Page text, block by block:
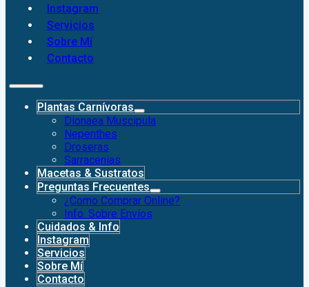
Instagram
Servicios
Sobre Mí
Contacto
Plantas Carnívoras
Dionaea Muscipula
Nepenthes
Droseras
Sarracenias
Macetas & Sustratos
Preguntas Frecuentes
¿Como Comprar Online?
Info. Sobre Envíos
Cuidados & Info
Instagram
Servicios
Sobre Mí
Contacto